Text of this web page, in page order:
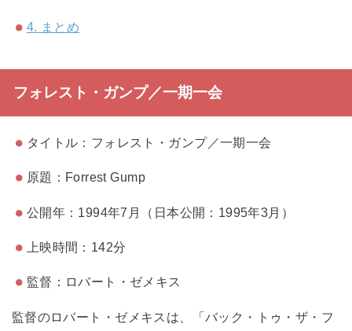
4. まとめ
フォレスト・ガンプ／一期一会
タイトル：フォレスト・ガンプ／一期一会
原題：Forrest Gump
公開年：1994年7月（日本公開：1995年3月）
上映時間：142分
監督：ロバート・ゼメキス
監督のロバート・ゼメキスは、「バック・トゥ・ザ・フ